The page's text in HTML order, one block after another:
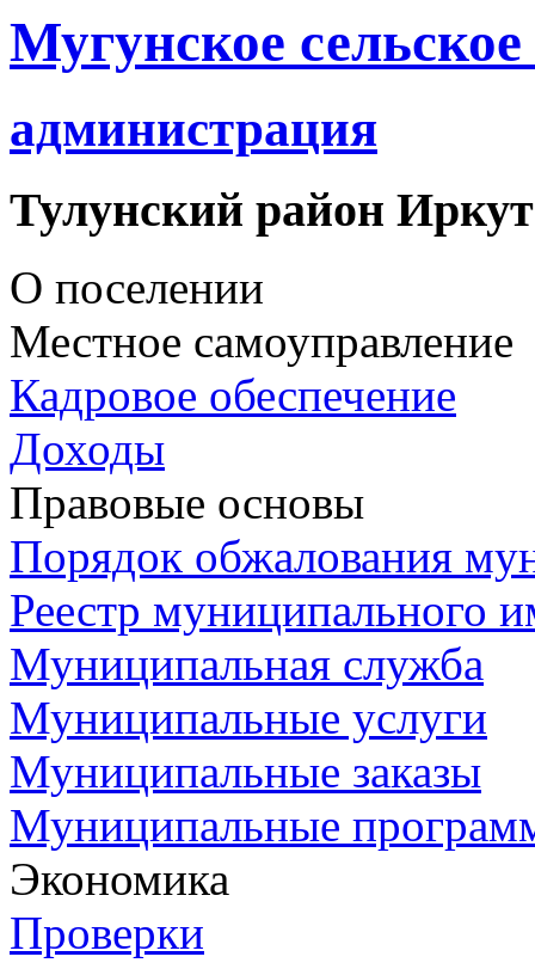
Мугунское
администрация
Тулунский район
О поселении
Местное самоуправление
Кадровое обеспечение
Доходы
Правовые основы
Порядок обжалования
Реестр муниципального
Муниципальная служба
Муниципальные услуги
Муниципальные заказы
Муниципальные
Экономика
Проверки